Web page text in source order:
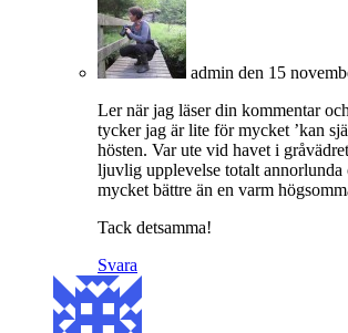
admin den 15
Ler när jag läser din kommentar
tycker jag är lite för mycket ’kan
hösten. Var ute vid havet i
ljuvlig upplevelse totalt annorlunda
mycket bättre än en varm
Tack detsamma!
Svara